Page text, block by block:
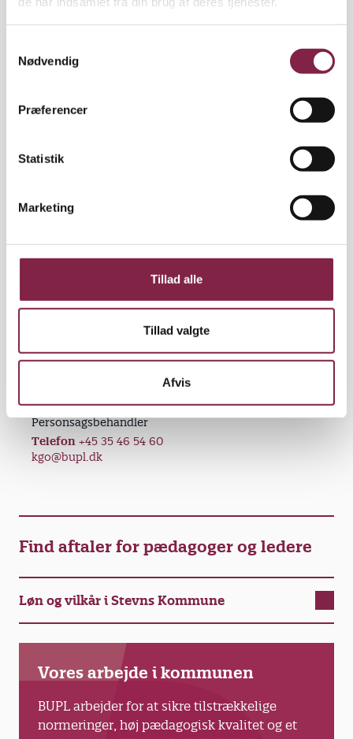
Nødvendig
Præferencer
Statistik
Marketing
Tillad alle
Tillad valgte
Afvis
Mobil +45 21 26 36 09
Rikke Pia Kristoffersen
Ledertillidsrepræsentant
Telefon +45 31 18 25 71
Olsen
Personsagsbehandler
Telefon +45 35 46 54 60
kgo@bupl.dk
Find aftaler for pædagoger og ledere
Løn og vilkår i Stevns Kommune
Vores arbejde i kommunen
BUPL arbejder for at sikre tilstrækkelige
normeringer, høj pædagogisk kvalitet og et